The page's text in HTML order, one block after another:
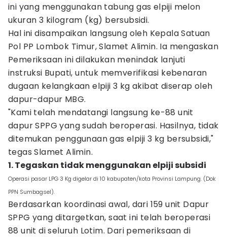
ini yang menggunakan tabung gas elpiji melon
ukuran 3 kilogram (kg) bersubsidi.
Hal ini disampaikan langsung oleh Kepala Satuan
Pol PP Lombok Timur, Slamet Alimin. Ia mengaskan
Pemeriksaan ini dilakukan menindak lanjuti
instruksi Bupati, untuk memverifikasi kebenaran
dugaan kelangkaan elpiji 3 kg akibat diserap oleh
dapur-dapur MBG.
"Kami telah mendatangi langsung ke-88 unit
dapur SPPG yang sudah beroperasi. Hasilnya, tidak
ditemukan penggunaan gas elpiji 3 kg bersubsidi,"
tegas Slamet Alimin.
1. Tegaskan tidak menggunakan elpiji subsidi
Operasi pasar LPG 3 Kg digelar di 10 kabupaten/kota Provinsi Lampung. (Dok
PPN Sumbagsel).
Berdasarkan koordinasi awal, dari 159 unit Dapur
SPPG yang ditargetkan, saat ini telah beroperasi
88 unit di seluruh Lotim. Dari pemeriksaan di